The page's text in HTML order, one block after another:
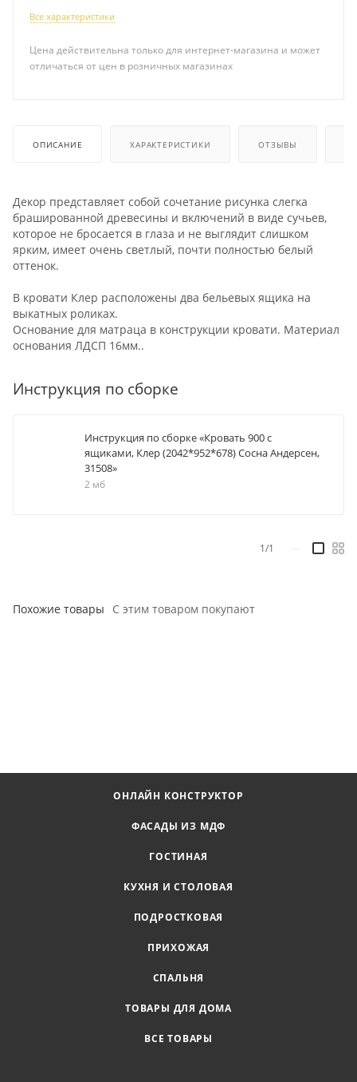
Все характеристики
Цена действительна только для интернет-магазина и может
отличаться от цен в розничных магазинах
ОПИСАНИЕ ХАРАКТЕРИСТИКИ ОТЗЫВЫ
Декор представляет собой сочетание рисунка слегка
брашированной древесины и включений в виде сучьев,
которое не бросается в глаза и не выглядит слишком
ярким, имеет очень светлый, почти полностью белый
оттенок.
В кровати Клер расположены два бельевых ящика на
выкатных роликах.
Основание для матраца в конструкции кровати. Материал
основания ЛДСП 16мм..
Инструкция по сборке
Инструкция по сборке «Кровать 900 с
ящиками, Клер (2042*952*678) Сосна Андерсен,
31508»
2 мб
1/1
Похожие товары С этим товаром покупают
ОНЛАЙН КОНСТРУКТОР
ФАСАДЫ ИЗ МДФ
ГОСТИНАЯ
КУХНЯ И СТОЛОВАЯ
ПОДРОСТКОВАЯ
ПРИХОЖАЯ
СПАЛЬНЯ
ТОВАРЫ ДЛЯ ДОМА
ВСЕ ТОВАРЫ